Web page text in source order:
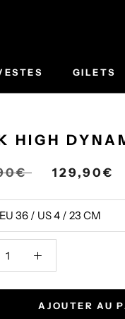
GILETS
HIGH
129,90€
EU 36 / US 4 / 23 CM
AJOUTER AU